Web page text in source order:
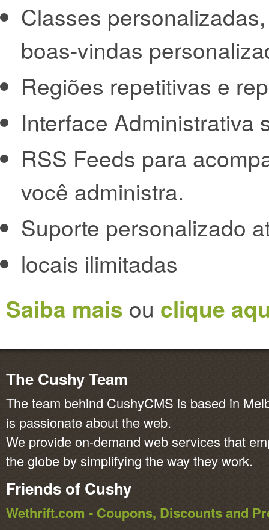
Classes
boas-vindas
Regiões repetitivas e
Interface Administrativa
RSS Feeds para
você administra.
Suporte personalizado
locais ilimitadas
Saiba mais ou clique
The Cushy Team
The team behind CushyCMS is based in
is passionate about the web.
We provide on-demand web services that
the globe by simplifying the way they work.
Friends of Cushy
Wethrift.com - Coupons, Discounts and